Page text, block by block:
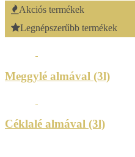
Akciós termékek
Legnépszerűbb termékek
Meggylé almával (3l)
Céklalé almával (3l)